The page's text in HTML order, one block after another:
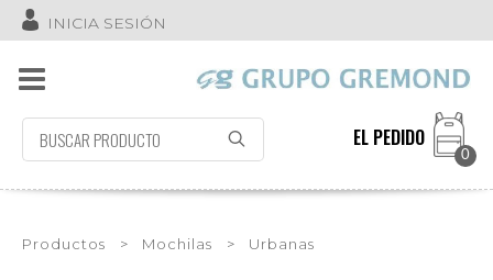
INICIA SESIÓN
EL PEDIDO
0
Productos > Mochilas > Urbanas